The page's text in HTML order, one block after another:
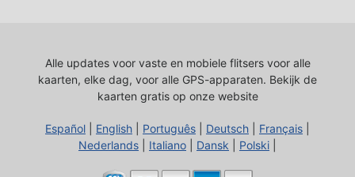
Alle updates voor vaste en mobiele flitsers voor alle
kaarten, elke dag, voor alle GPS-apparaten. Bekijk de
kaarten gratis op onze website
Español English Português Deutsch Français
Nederlands
Italiano Dansk Polski